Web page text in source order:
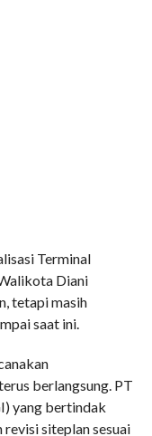
Terminal
Diani
tetapi masih
saat ini.
berlangsung. PT
yang bertindak
revisi siteplan sesuai